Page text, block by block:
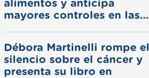
alimentos y anticipa
mayores controles en las
Débora Martinelli rompe el
silencio sobre el cáncer y
presenta su libro en